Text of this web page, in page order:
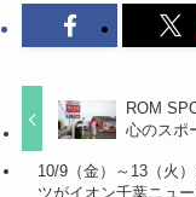
ROM
心のスポ
10/9（金）～13（火
ツがイオン千葉ニュ